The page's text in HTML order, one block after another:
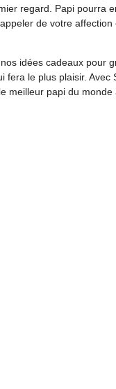
regard. Papi pourra
de votre affection
idées cadeaux pour
fera le plus plaisir. Avec
meilleur papi du